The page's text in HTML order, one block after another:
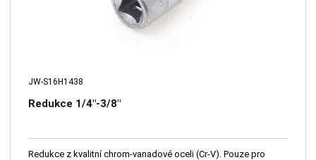
JW-S16H1438
Redukce 1/4"-3/8"
Redukce z kvalitní chrom-vanadové oceli (Cr-V). Pouze pro